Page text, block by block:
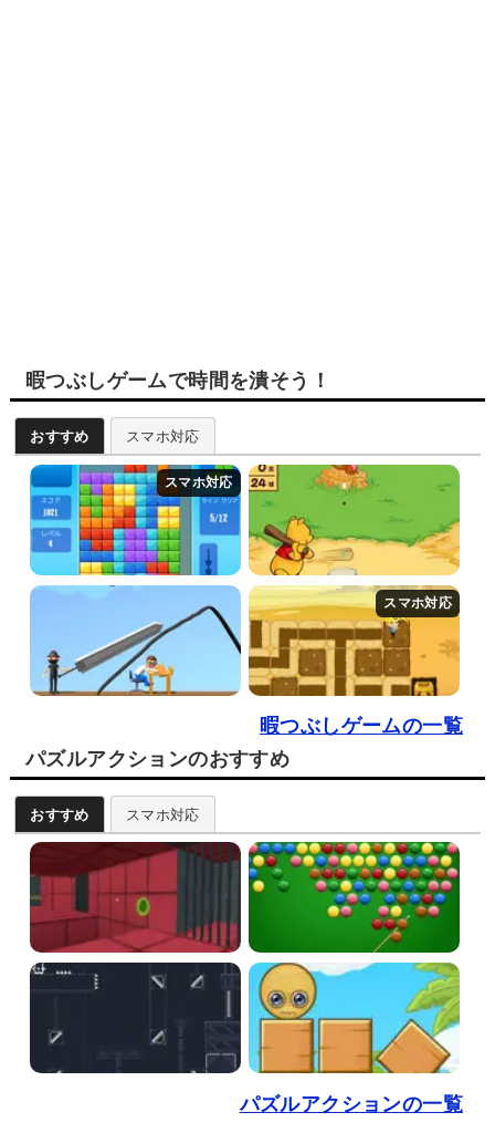
暇つぶしゲームで時間を潰そう！
おすすめ スマホ対応
暇つぶしゲームの一覧
パズルアクションのおすすめ
おすすめ スマホ対応
パズルアクションの一覧